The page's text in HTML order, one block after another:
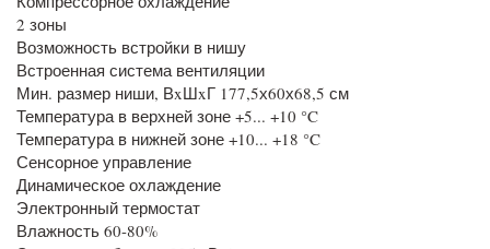
2 зоны
Возможность встройки в нишу
Встроенная система вентиляции
Мин. размер ниши, ВxШxГ 177,5х60х68,5 см
Температура в верхней зоне +5... +10 °C
Температура в нижней зоне +10... +18 °C
Сенсорное управление
Динамическое охлаждение
Электронный термостат
Влажность 60-80%